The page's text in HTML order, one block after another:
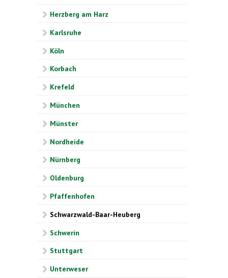
Herzberg am Harz
Karlsruhe
Köln
Korbach
Krefeld
München
Münster
Nordheide
Nürnberg
Oldenburg
Pfaffenhofen
Schwarzwald-Baar-Heuberg
Schwerin
Stuttgart
Unterweser